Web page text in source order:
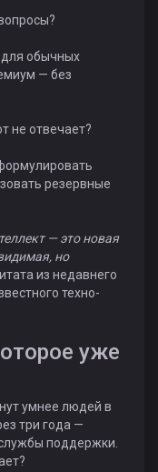
для обычных
— без
не отвечает?
резервные
— это новая
но
из недавнего
техно-
уже
умнее людей в
три года —
поддержки.